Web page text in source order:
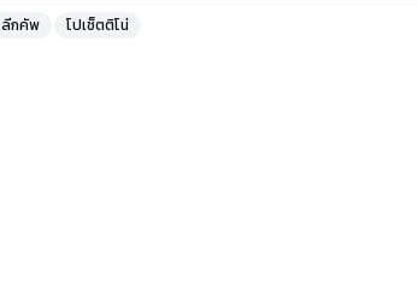
ลีกคัพ โปเช็ตติโน่